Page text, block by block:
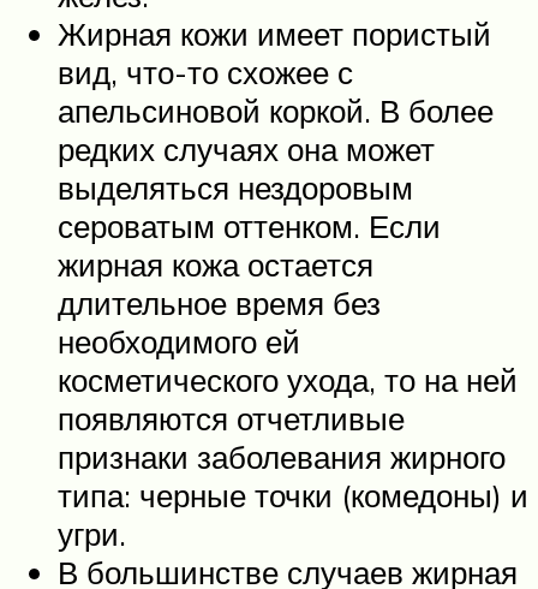
Жирная кожи имеет пористый
вид, что-то схожее с
апельсиновой коркой. В более
редких случаях она может
выделяться нездоровым
сероватым оттенком. Если
жирная кожа остается
длительное время без
необходимого ей
косметического ухода, то на ней
появляются отчетливые
признаки заболевания жирного
типа: черные точки (комедоны) и
угри.
В большинстве случаев жирная